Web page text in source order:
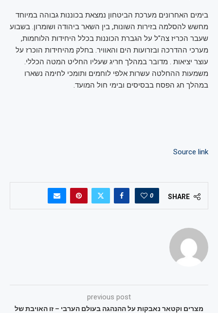
בימים האחרונים מערכת הביטחון נמצאת בכוננות גבוהה במיוחד
מחשש להסלמה בזירות השונות, בין השאר ביהודה ושומרון. בשבוע
שעבר הכריז צה"ל על הגברת הכוננות בכלל היחידות הלוחמות,
מערכי ההדרכה ובזרועות הים והאוויר. בחלק מהיחידות הוכרז על
עוצר יציאות . מדובר במהלך חריג שעליו החליט המטה הכללי.
משמעות ההחלטה עשרות אלפי לוחמים ותומכי לחימה נשארו
במהלך חג הפסח בבסיסים ובימי חול המועד.
Source link
SHARE
0
previous post
מצרים וקטאר נאבקות על ההנהגה בעולם הערבי – זו האויבת של